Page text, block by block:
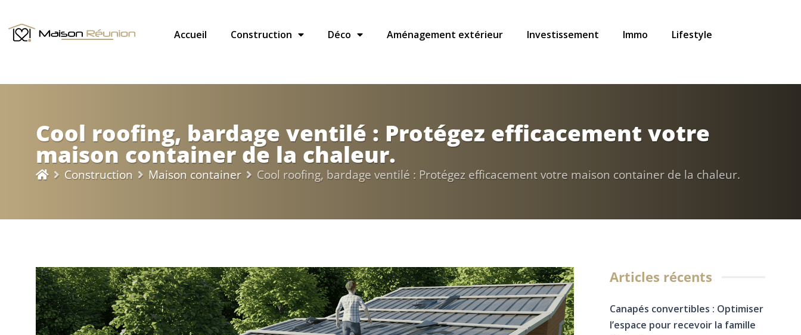
Accueil Construction Déco Aménagement extérieur Investissement Immo Lifestyle
Cool roofing, bardage ventilé : Protégez efficacement votre
maison container de la chaleur.
Construction Maison container Cool roofing, bardage ventilé : Protégez efficacement votre maison container de la chaleur.
Articles récents
Canapés convertibles : Optimiser
l’espace pour recevoir la famille